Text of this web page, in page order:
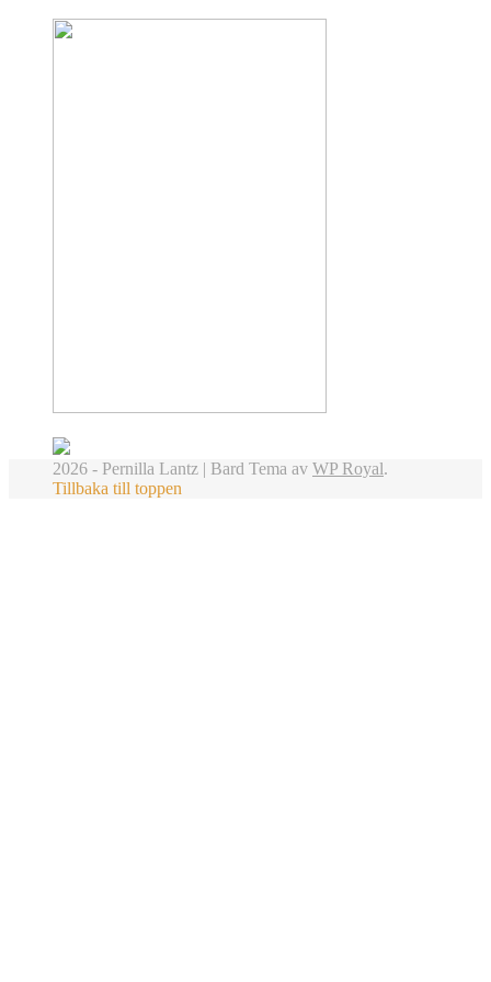
2026 - Pernilla Lantz | Bard Tema av WP Royal.
Tillbaka till toppen